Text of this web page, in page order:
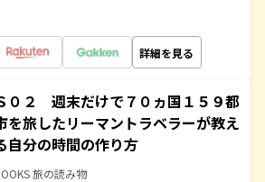
詳細を見る
０２ 週末だけで７０ヵ国１５９都
を旅したリーマントラベラーが教え
自分の時間の作り方
旅の読み物